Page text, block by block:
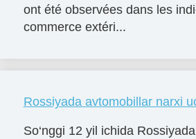
ont été observées dans les
commerce extéri...
Rossiyada avtomobillar narxi
So‘nggi 12 yil ichida